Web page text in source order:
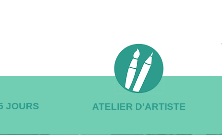
JOURS ATELIER D'ARTISTE